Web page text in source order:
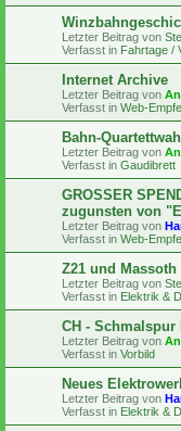
Letzter Beitrag von
Verfasst in Fahrtage /
Internet Archive
Letzter Beitrag von
Verfasst in Web-
Bahn-
Letzter Beitrag von
Verfasst in Gaudibrett
GROSSER
zugunsten von
Letzter Beitrag von
Verfasst in Web-
Z21 und Massoth
Letzter Beitrag von
Verfasst in Elektrik &
CH -
Letzter Beitrag von
Verfasst in Vorbild
Neues
Letzter Beitrag von
Verfasst in Elektrik &